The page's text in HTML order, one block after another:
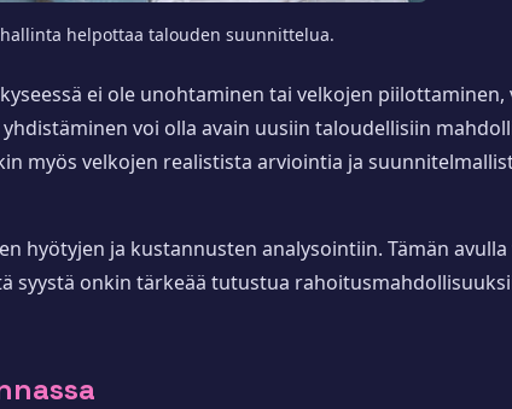
helpottaa talouden suunnittelua.
ei ole unohtaminen tai velkojen
voi olla avain uusiin taloudellisiin
myös velkojen realistista arviointia ja
hyötyjen ja kustannusten analysointiin. Tämän
syystä onkin tärkeää tutustua